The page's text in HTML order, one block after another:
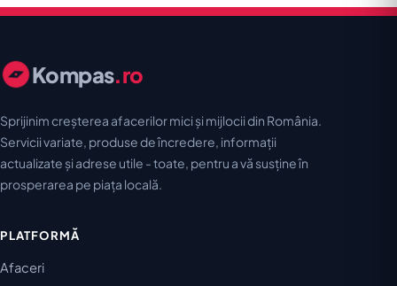
Kompas.ro
Sprijinim creșterea afacerilor mici și mijlocii din România.
Servicii variate, produse de încredere, informații
actualizate și adrese utile - toate, pentru a vă susține în
prosperarea pe piața locală.
PLATFORMĂ
Afaceri